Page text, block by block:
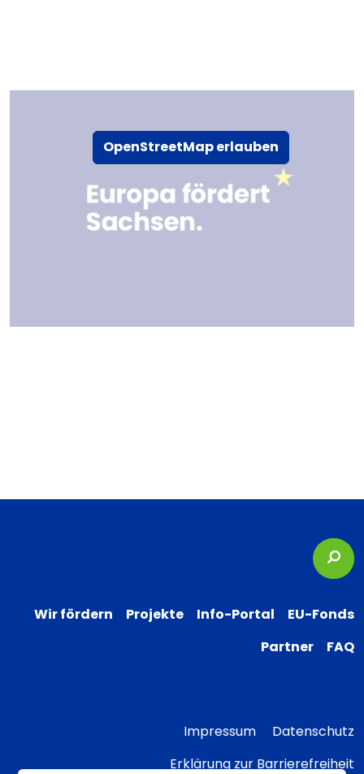
OpenStreetMap erlauben
Wir fördern Projekte Info-Portal
EU-Fonds
Partner
FAQ
Impressum
Datenschutz
Erklärung zur Barrierefreiheit